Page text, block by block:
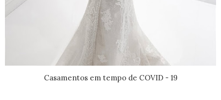
Casamentos em tempo de COVID - 19